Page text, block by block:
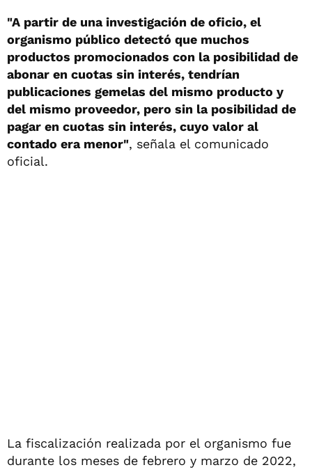
"A partir de una investigación de oficio, el
organismo público detectó que muchos
productos promocionados con la posibilidad de
abonar en cuotas sin interés, tendrían
publicaciones gemelas del mismo producto y
del mismo proveedor, pero sin la posibilidad de
pagar en cuotas sin interés, cuyo valor al
contado era menor", señala el comunicado
oficial.
La fiscalización realizada por el organismo fue
durante los meses de febrero y marzo de 2022,